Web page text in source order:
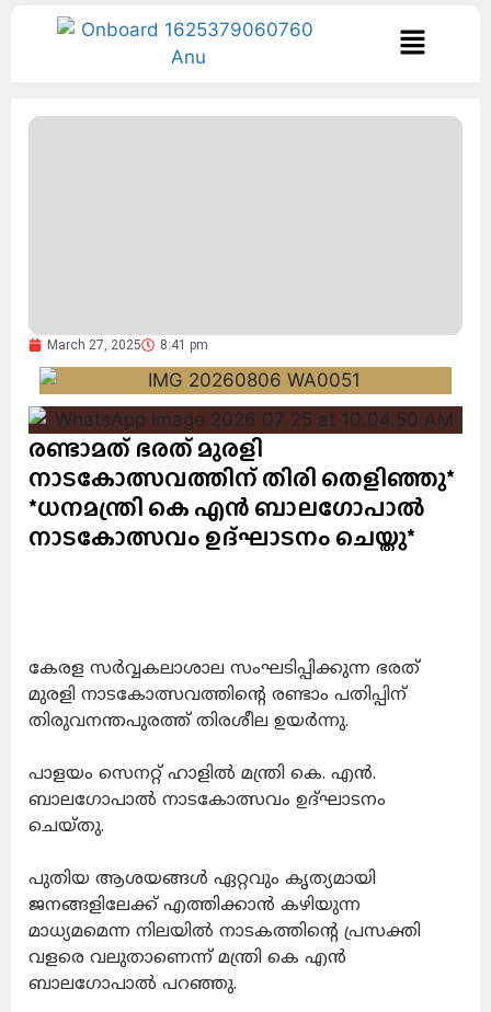
March 27, 2025 8:41 pm
രണ്ടാമത് ഭരത് മുരളി
നാടകോത്സവത്തിന് തിരി തെളിഞ്ഞു*
*ധനമന്ത്രി കെ എൻ ബാലഗോപാൽ
നാടകോത്സവം ഉദ്ഘാടനം ചെയ്തു*
കേരള സർവ്വകലാശാല സംഘടിപ്പിക്കുന്ന ഭരത്
മുരളി നാടകോത്സവത്തിന്റെ രണ്ടാം പതിപ്പിന്
തിരുവനന്തപുരത്ത് തിരശീല ഉയർന്നു.
പാളയം സെനറ്റ് ഹാളിൽ മന്ത്രി കെ. എൻ.
ബാലഗോപാൽ നാടകോത്സവം ഉദ്ഘാടനം
ചെയ്തു.
പുതിയ ആശയങ്ങൾ ഏറ്റവും കൃത്യമായി
ജനങ്ങളിലേക്ക് എത്തിക്കാൻ കഴിയുന്ന
മാധ്യമമെന്ന നിലയിൽ നാടകത്തിന്റെ പ്രസക്തി
വളരെ വലുതാണെന്ന് മന്ത്രി കെ എൻ
ബാലഗോപാൽ പറഞ്ഞു.